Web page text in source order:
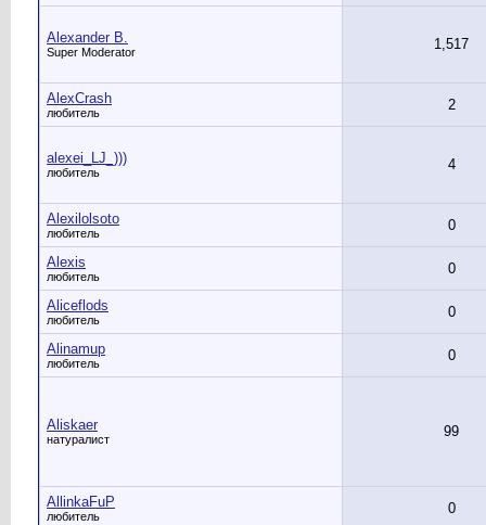
Alexander B.
Super Moderator 1,517
AlexCrash
любитель 2
alexei_LJ_)))
любитель 4
Alexilolsoto
любитель 0
Alexis
любитель 0
Aliceflods
любитель 0
Alinamup
любитель 0
Aliskaer
натуралист 99
AllinkaFuP
любитель 0